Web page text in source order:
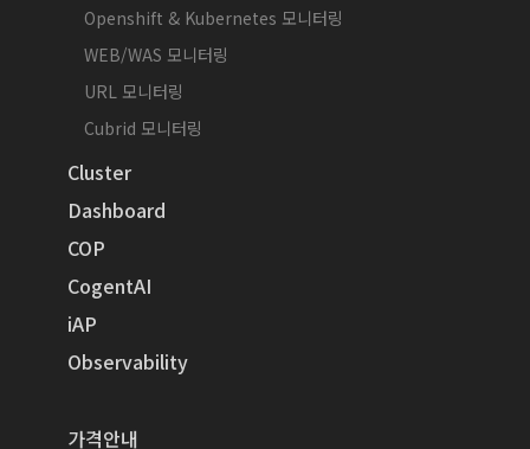
Openshift & Kubernetes 모니터링
WEB/WAS 모니터링
URL 모니터링
Cubrid 모니터링
Cluster
Dashboard
COP
CogentAI
iAP
Observability
가격안내